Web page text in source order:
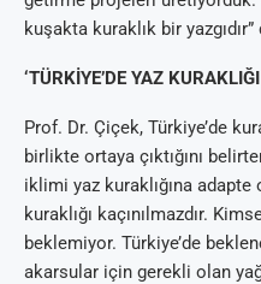
kuşakta kuraklık bir yazgıdır”
‘TÜRKİYE’DE YAZ
Prof. Dr. Çiçek, Türkiye’de
birlikte ortaya çıktığını
iklimi yaz kuraklığına adapte
kuraklığı kaçınılmazdır.
beklemiyor. Türkiye’de
akarsular için gerekli olan